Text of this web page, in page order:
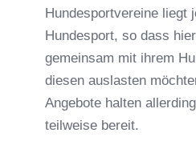
Hundesportvereine liegt
Hundesport, so dass
gemeinsam mit ihrem
diesen auslasten
Angebote halten
teilweise bereit.